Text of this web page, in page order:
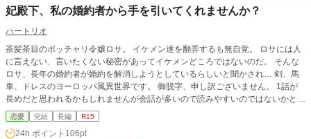
妃殿下、私の婚約者から手を引いてくれませんか？
ハートリオ
茶髪茶目のポッチャリ令嬢ロサ。 イケメン達を翻弄するも無自覚。 ロサには人
に言えない、言いたくない秘密があってイケメンどころではないのだ。 そんな
ロサ、長年の婚約者が婚約を解消しようとしているらしいと聞かされ… 剣、馬
車、ドレスのヨーロッパ風異世界です。 御脱字、申し訳ございません。 1話が
長めだと思われるかもしれませんが会話が多いので読みやすいのではないかと思
います。 楽しんでいただけたら嬉しいです。 よろしくお願いいたします。 ＊本
作品の無断転載・AI学習への利用を禁止します。
恋愛 完結 長編 R15
24h.ポイント 106pt